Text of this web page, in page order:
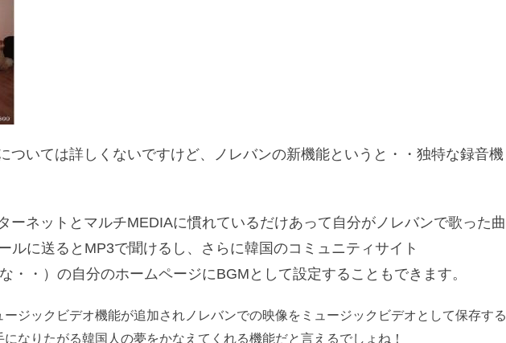
ついては詳しくないですけど、ノレバンの新機能というと・・独特な録音機
ーネットとマルチMEDIAに慣れているだけあって自分がノレバンで歌った曲
ルに送るとMP3で聞けるし、さらに韓国のコミュニティサイト
・・）の自分のホームページにBGMとして設定することもできます。
ジックビデオ機能が追加されノレバンでの映像をミュージックビデオとして保存する
なりたがる韓国人の夢をかなえてくれる機能だと言えるでしょね！